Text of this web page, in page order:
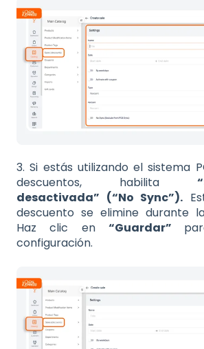
3. Si estás utilizando el sistema
descuentos, habilita
desactivada” (“No Sync”).
descuento se elimine durante
Haz clic en “Guardar”
configuración.